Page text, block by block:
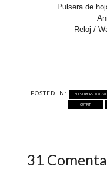
Pulsera de
Reloj /
POSTED IN: BOLSO
OUTFIT
31